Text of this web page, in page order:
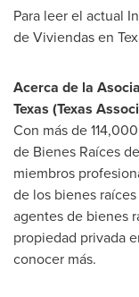
Para leer el actual
de Viviendas en
Acerca de la
Texas (Texas
Con más de
de Bienes Raíces de
miembros
de los bienes
agentes de bienes
propiedad privada
conocer más.